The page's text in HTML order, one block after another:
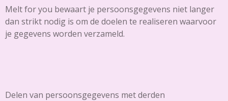
Melt for you bewaart je persoonsgegevens niet langer
dan strikt nodig is om de doelen te realiseren waarvoor
je gegevens worden verzameld.
Delen van persoonsgegevens met derden